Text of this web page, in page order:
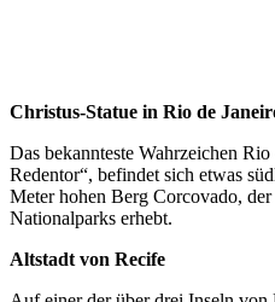
Christus-Statue in Rio de
Das bekannteste Wahrzeichen
Redentor“, befindet sich etwas
Meter hohen Berg Corcovado,
Nationalparks erhebt.
Altstadt von Recife